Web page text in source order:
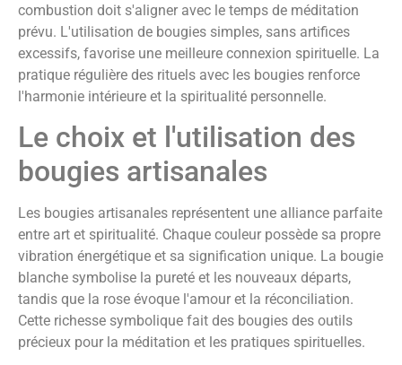
combustion doit s'aligner avec le temps de méditation
prévu. L'utilisation de bougies simples, sans artifices
excessifs, favorise une meilleure connexion spirituelle. La
pratique régulière des rituels avec les bougies renforce
l'harmonie intérieure et la spiritualité personnelle.
Le choix et l'utilisation des
bougies artisanales
Les bougies artisanales représentent une alliance parfaite
entre art et spiritualité. Chaque couleur possède sa propre
vibration énergétique et sa signification unique. La bougie
blanche symbolise la pureté et les nouveaux départs,
tandis que la rose évoque l'amour et la réconciliation.
Cette richesse symbolique fait des bougies des outils
précieux pour la méditation et les pratiques spirituelles.